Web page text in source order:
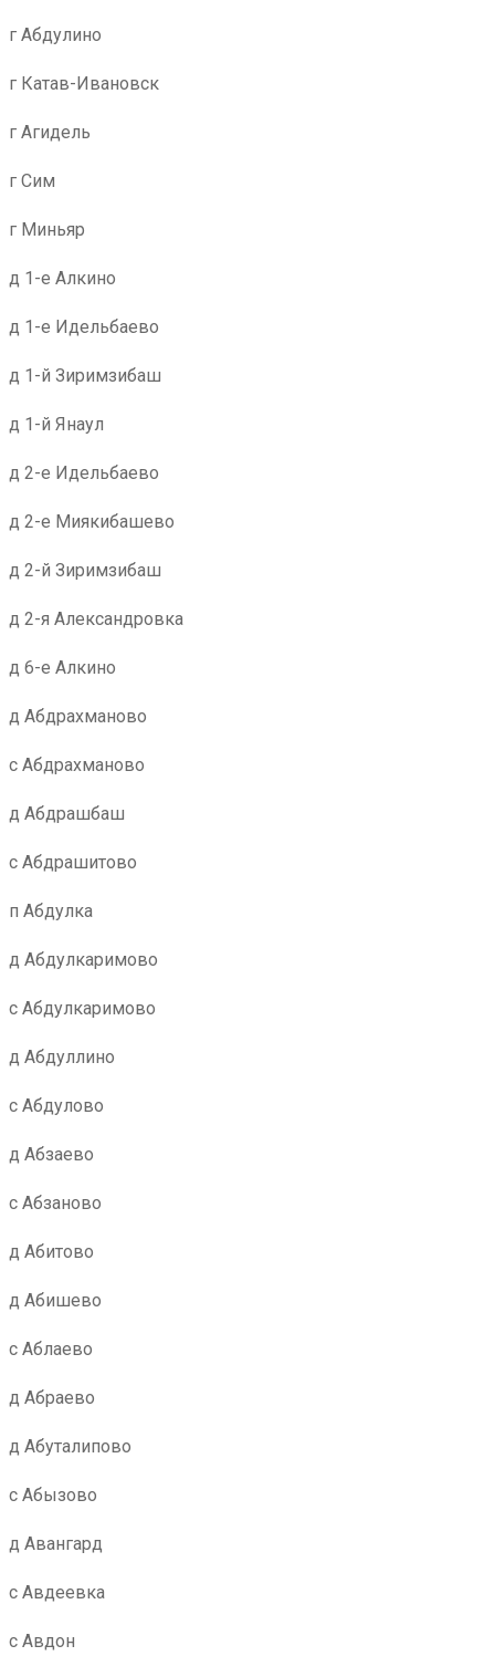
г Абдулино
г Катав-Ивановск
г Агидель
г Сим
г Миньяр
д 1-е Алкино
д 1-е Идельбаево
д 1-й Зиримзибаш
д 1-й Янаул
д 2-е Идельбаево
д 2-е Миякибашево
д 2-й Зиримзибаш
д 2-я Александровка
д 6-е Алкино
д Абдрахманово
с Абдрахманово
д Абдрашбаш
с Абдрашитово
п Абдулка
д Абдулкаримово
с Абдулкаримово
д Абдуллино
с Абдулово
д Абзаево
с Абзаново
д Абитово
д Абишево
с Аблаево
д Абраево
д Абуталипово
с Абызово
д Авангард
с Авдеевка
с Авдон